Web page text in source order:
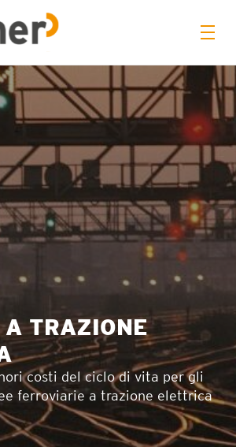
A TRAZIONE
costi del ciclo di vita per gli
ferroviarie a trazione elettrica